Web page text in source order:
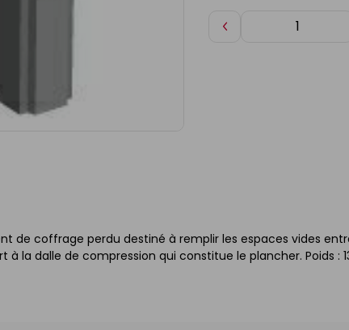
Diminuer
de coffrage perdu destiné à remplir les espaces vides
la dalle de compression qui constitue le plancher. Poids :